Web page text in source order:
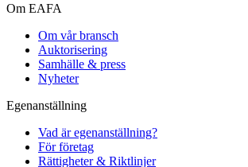
Om EAFA
Om vår bransch
Auktorisering
Samhälle & press
Nyheter
Egenanställning
Vad är egenanställning?
För företag
Rättigheter & Riktlinjer